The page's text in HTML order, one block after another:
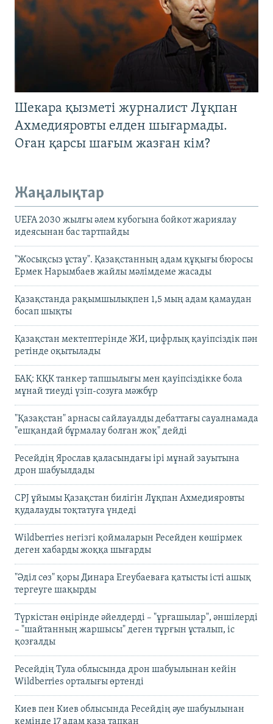
Шекара қызметі журналист Лұқпан
Ахмедияровты елден шығармады.
Оған қарсы шағым жазған кім?
Жаңалықтар
UEFA 2030 жылғы әлем кубогына бойкот жариялау
идеясынан бас тартпайды
"Жосықсыз ұстау". Қазақстанның адам құқығы бюросы
Ермек Нарымбаев жайлы мәлімдеме жасады
Қазақстанда рақымшылықпен 1,5 мың адам қамаудан
босап шықты
Қазақстан мектептерінде ЖИ, цифрлық қауіпсіздік пән
ретінде оқытылады
БАҚ: КҚК танкер тапшылығы мен қауіпсіздікке бола
мұнай тиеуді үзіп-созуға мәжбүр
"Қазақстан" арнасы сайлауалды дебаттағы сауалнамада
"ешқандай бұрмалау болған жоқ" дейді
Ресейдің Ярослав қаласындағы ірі мұнай зауытына
дрон шабуылдады
CPJ ұйымы Қазақстан билігін Лұқпан Ахмедияровты
қудалауды тоқтатуға үндеді
Wildberries негізгі қоймаларын Ресейден көшірмек
деген хабарды жоққа шығарды
"Әділ сөз" қоры Динара Егеубаеваға қатысты істі ашық
тергеуге шақырды
Түркістан өңірінде әйелдерді – "ұрғашылар", әншілерді
– "шайтанның жаршысы" деген тұрғын ұсталып, іс
қозғалды
Ресейдің Тула облысында дрон шабуылынан кейін
Wildberries орталығы өртенді
Киев пен Киев облысында Ресейдің әуе шабуылынан
кемінде 17 адам қаза тапқан